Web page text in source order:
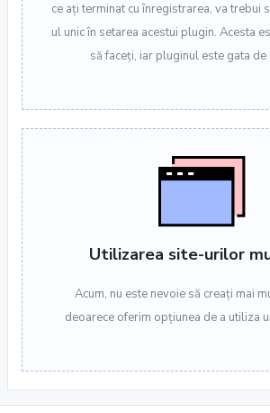
ce ați terminat cu înregistrarea, va trebui
ul unic în setarea acestui plugin. Acesta
să faceți, iar pluginul este gata de
Utilizarea site-urilor
Acum, nu este nevoie să creați mai
deoarece oferim opțiunea de a utiliza